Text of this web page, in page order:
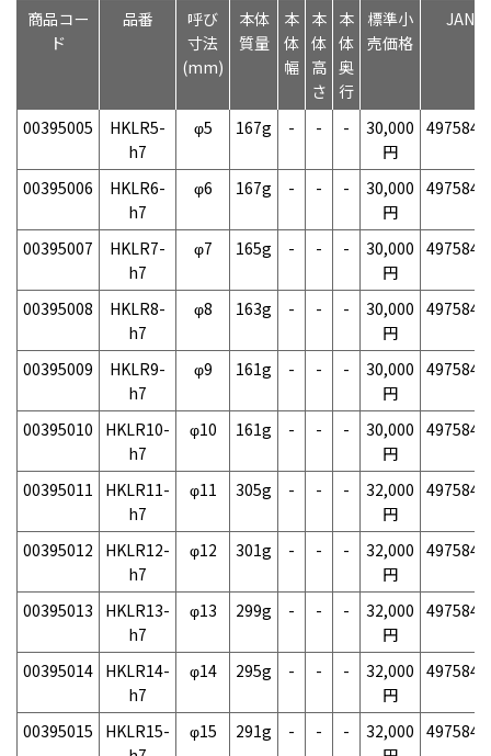
商品コー
ド
品番
呼び
寸法
(mm)
本体
質量
本
体
幅
本
体
高
さ
本
体
奥
行
標準小
売価格
JAN
00395005
HKLR5-
h7
φ5 167g - - -
30,000
円
00395006
HKLR6-
h7
φ6 167g - - -
30,000
円
00395007
HKLR7-
h7
φ7 165g - - -
30,000
円
00395008
HKLR8-
h7
φ8 163g - - -
30,000
円
00395009
HKLR9-
h7
φ9 161g - - -
30,000
円
00395010
HKLR10-
h7
φ10 161g - - -
30,000
円
00395011
HKLR11-
h7
φ11 305g - - -
32,000
円
00395012
HKLR12-
h7
φ12 301g - - -
32,000
円
00395013
HKLR13-
h7
φ13 299g - - -
32,000
円
00395014 HKLR14-
h7
φ14 295g - - -
32,000
円
00395015
HKLR15-
φ15 291g - - -
32,000